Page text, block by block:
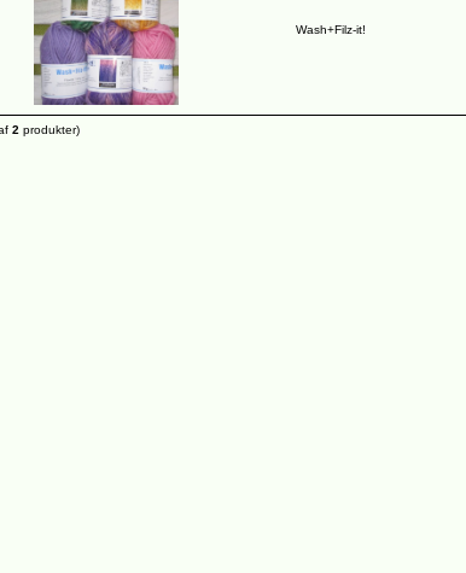
Wash+Filz-it!
2 produkter)